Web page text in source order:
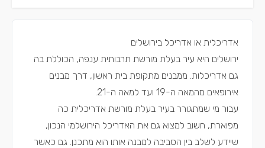
אדריכלית או אדריכל בירושלים
ירושלים היא עיר בעלת מורשת תרבותית ענפה, הכוללת בה
גם אדריכלות. ממבנים מתקופת בית ראשון, דרך מבנים
אירופאים מהמאה ה-19 ועד למאה ה-21.
עבור מי שמתגורר בעיר בעלת מורשת אדריכלית כה
מפוארת, חשוב למצוא גם את האדריכל הירושלמי הנכון,
שיידע לשלב בין הסביבה למבנה אותו הוא מתכנן. גם כאשר